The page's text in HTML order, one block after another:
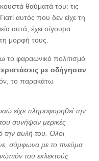
θαύματά του: τις
αυτός που δεν είχε τη
αυτά, έχει σίγουρα
τη μορφή τους.
το φαραωνικό πολιτισμό
με οδήγησαν
το παρακάτω
είχε πληροφορηθεί την
συνήψαν μερικές
την αυλή του. Ολοι
σύμφωνα με το πνεύμα
του εκλεκτούς